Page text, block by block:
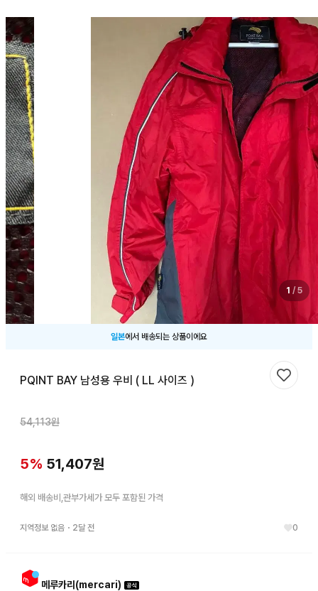
1 / 5
일본에서 배송되는 상품이에요
PQINT BAY 남성용 우비 ( LL 사이즈 )
54,113원
5% 51,407원
해외 배송비,관부가세가 모두 포함된 가격
지역정보 없음 ・ 2달 전 0
메루카리(mercari)
찜하기